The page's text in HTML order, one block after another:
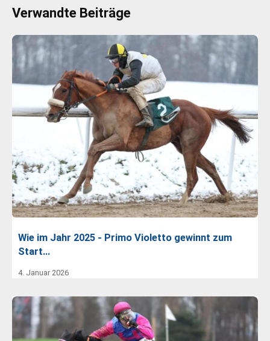
Verwandte Beiträge
Wie im Jahr 2025 - Primo Violetto gewinnt zum
Start…
4. Januar 2026